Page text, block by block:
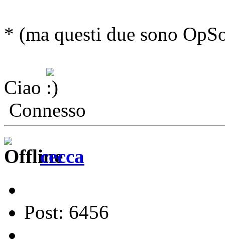
* (ma questi due sono
Ciao
Connesso
cecca
Post: 6456